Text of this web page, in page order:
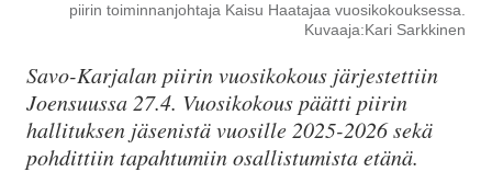
piirin toiminnanjohtaja Kaisu Haatajaa vuosikokouksessa.
Kuvaaja:Kari Sarkkinen
Savo-Karjalan piirin vuosikokous järjestettiin
Joensuussa 27.4. Vuosikokous päätti piirin
hallituksen jäsenistä vuosille 2025-2026 sekä
pohdittiin tapahtumiin osallistumista etänä.